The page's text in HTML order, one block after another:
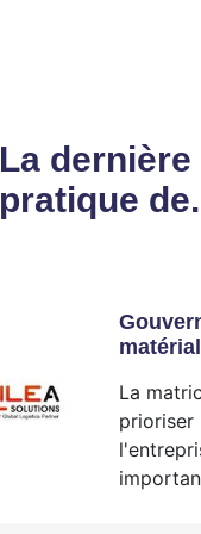
La dernière
pratique
La
prioriser